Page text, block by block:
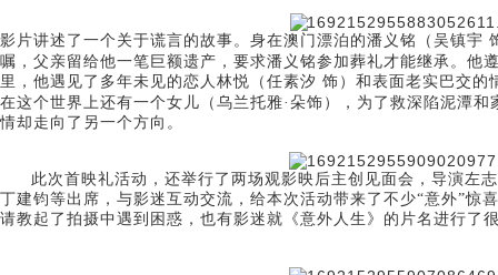
影片讲述了一个关于谎言的故事。身在澳门漂泊的潘义铭（吴镇宇
嘱，父亲留给他一笔巨额遗产，要求潘义铭参加葬礼才能继承。他
里，他遇见了多年未见的恋人林悦（任素汐 饰）和表面老实巴交的
在这个世界上还有一个女儿（乌兰托雅·朵饰），为了救深陷泥潭
情却走向了另一个方向。
此次首映礼活动，还举行了两场观影映后主创 见面会，导演左
丁建钧等出席， 与影迷互动交流，给本次活动带来了不少“意外”惊
请教起了拍摄中遇到困惑，也有影迷就《意外人生》的片名进行了